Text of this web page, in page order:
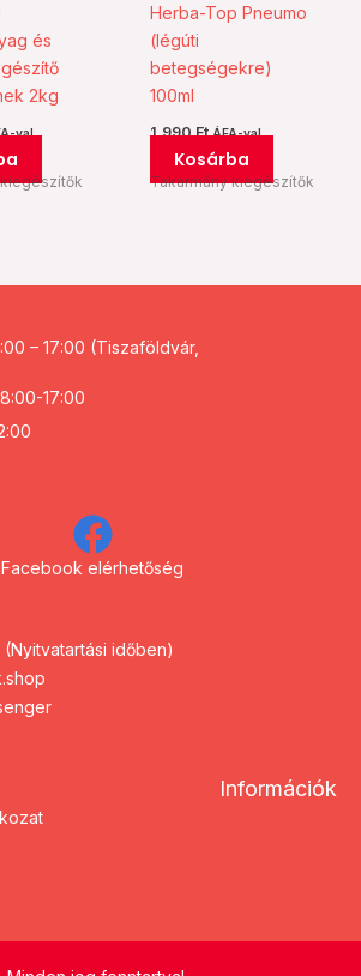
és
2kg
val
Herba-Top Pneumo
(légúti
betegségekre)
100ml
1.990Ft ÁFA-val
Kosárba
Takarmány kiegészítők
– 17:00 (Tiszaföldvár,
17:00
Facebook elérhetőség
időben)
Információk